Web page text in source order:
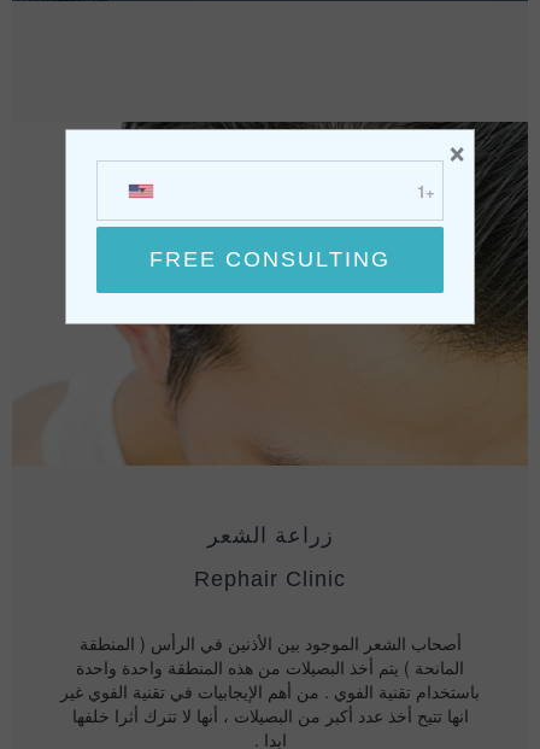
زراعة الشعر
Rephair Clinic
أصحاب الشعر الموجود بين الأذنين في الرأس ( المنطقة
المانحة ) يتم أخذ البصيلات من هذه المنطقة واحدة واحدة
باستخدام تقنية الفوي . من أهم الإيجابيات في تقنية الفوي غير
انها تتيح أخذ عدد أكبر من البصيلات ، أنها لا تترك أثرا خلفها
ابدا .
×